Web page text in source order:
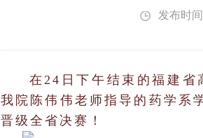
发布时
在24日下午结束的福建省
我院陈伟伟老师指导的药学系
晋级全省决赛！